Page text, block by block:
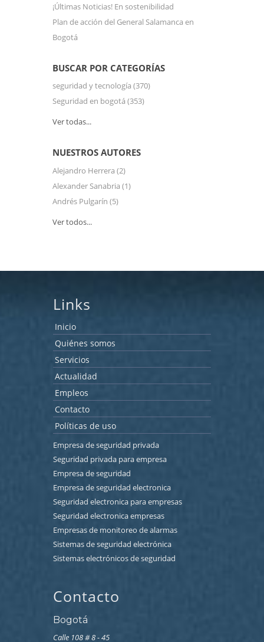
¡Últimas Noticias! En sostenibilidad
Plan de acción del General Salamanca en
Bogotá
BUSCAR POR CATEGORÍAS
seguridad y tecnología (370)
Seguridad en bogotá (353)
Ver todas...
NUESTROS AUTORES
Alejandro Herrera (2)
Alexander Sanabria (1)
Andrés Pulgarín (5)
Ver todos...
Links
Inicio
Quiénes somos
Servicios
Actualidad
Empleos
Contacto
Políticas de uso
Empresa de seguridad privada
Seguridad privada para empresa
Empresa de seguridad
Empresa de seguridad electronica
Seguridad electronica para empresas
Seguridad electronica empresas
Empresas de monitoreo de alarmas
Sistemas de seguridad electrónica
Sistemas electrónicos de seguridad
Contacto
Bogotá
Calle 108 # 8 - 45